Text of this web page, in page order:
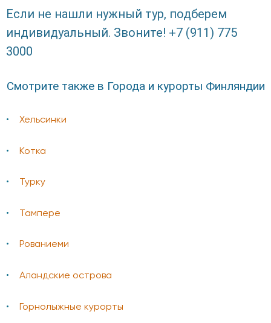
Если не нашли нужный тур, подберем
индивидуальный. Звоните! +7 (911) 775
3000
Смотрите также в Города и курорты Финляндии
Хельсинки
Котка
Турку
Тампере
Рованиеми
Аландские острова
Горнолыжные курорты